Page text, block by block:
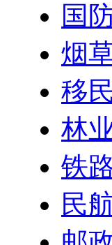
国
烟
移
林
铁
民